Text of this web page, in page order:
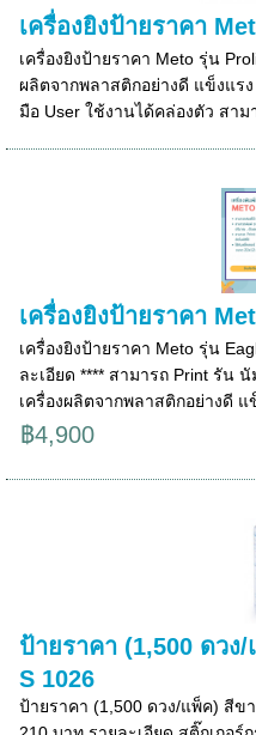
เครื่องยิงป้ายราคา
เครื่องยิงป้ายราคา Meto รุ่น
ผลิตจากพลาสติกอย่างดี แข็งแร
มือ User ใช้งานได้คล่องตัว สาม
เครื่องยิงป้ายราคา
เครื่องยิงป้ายราคา Meto รุ่น
ละเอียด **** สามารถ Print รัน
เครื่องผลิตจากพลาสติกอย่างดี แ
฿4,900
ป้ายราคา (1,500 ดวง
S 1026
ป้ายราคา (1,500 ดวง/แพ็ค) สีข